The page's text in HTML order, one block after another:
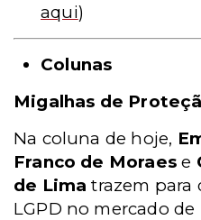
aqui)
Colunas
Migalhas de
Na coluna de hoje,
Franco de Moraes e
de Lima trazem para
LGPD no mercado